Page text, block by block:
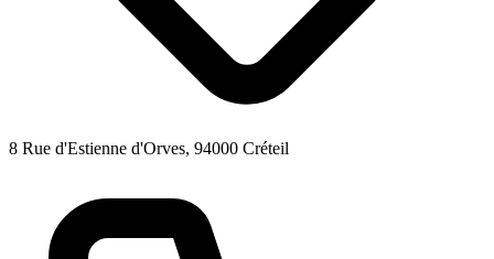
8 Rue d'Estienne d'Orves, 94000 Créteil